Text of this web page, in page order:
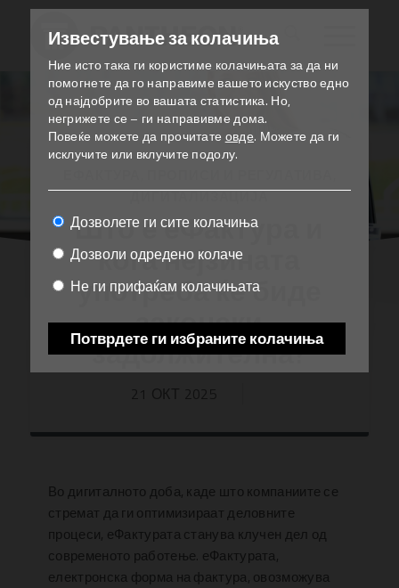
ДИГИТАЛИЗАЦИЈА
Што е еФактура и
кога нејзината
употреба ќе биде
законски
задолжителна?
Во дигиталното доба, каде што компаниите се
стремат да ги оптимизираат деловните
процеси, еФактурата станува клучен дел од
современото работење. еФактурата,
електронска форма на фактура, овозможува
Известување за колачиња
Ние исто така ги користиме колачињата за да ни
помогнете да го направиме вашето искуство едно
од најдобрите во вашата статистика. Но,
негрижете се – ги направивме дома.
Повеќе можете да прочитате овде. Можете да ги
исклучите или вклучите подолу.
Дозволете ги сите колачиња
Дозволи одредено колаче
Не ги прифаќам колачињата
Потврдете ги избраните колачиња